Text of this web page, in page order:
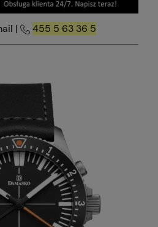
| 455 5 63 36 5